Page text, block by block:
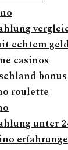
echtem
casinos
bonus
roulette
unter